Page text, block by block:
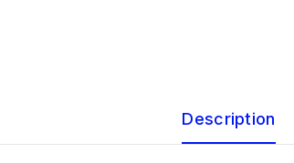
Description